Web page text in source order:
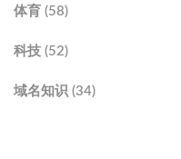
体育 (58)
科技 (52)
域名知识 (34)